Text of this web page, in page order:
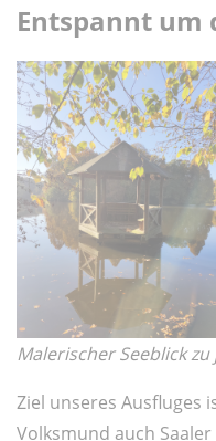
Entspannt um
Malerischer Seeblick zu
Ziel unseres Ausfluges
Volksmund auch